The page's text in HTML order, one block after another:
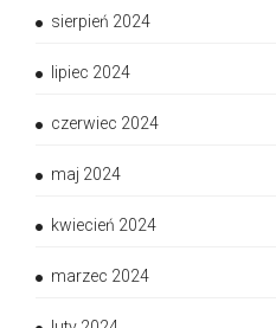
sierpień 2024
lipiec 2024
czerwiec 2024
maj 2024
kwiecień 2024
marzec 2024